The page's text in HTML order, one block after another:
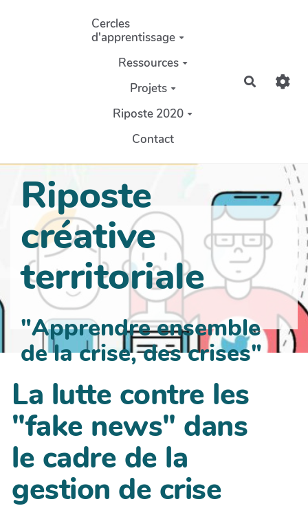
Aller au contenu principal
Cercles
d'apprentissage
Ressources
Projets
Riposte 2020
Contact
Riposte
créative
territoriale
"Apprendre ensemble
de la crise, des crises"
La lutte contre les
"fake news" dans
le cadre de la
gestion de crise